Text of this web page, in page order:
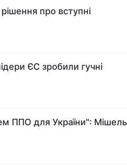
про вступні
ЄС зробили гучні
ППО для України": Мішель